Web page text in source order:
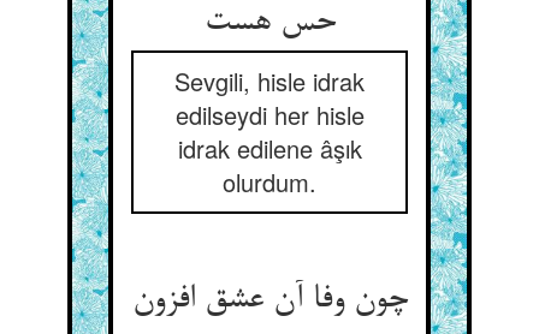
حس هست‏
Sevgili, hisle idrak
edilseydi her hisle
idrak edilene âşık
olurdum.
چون وفا آن عشق افزون